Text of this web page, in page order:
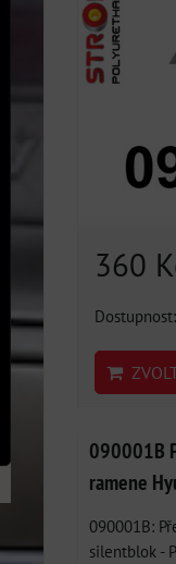
360
Dostupnost:
090001B
ramene
090001B:
silentblok -